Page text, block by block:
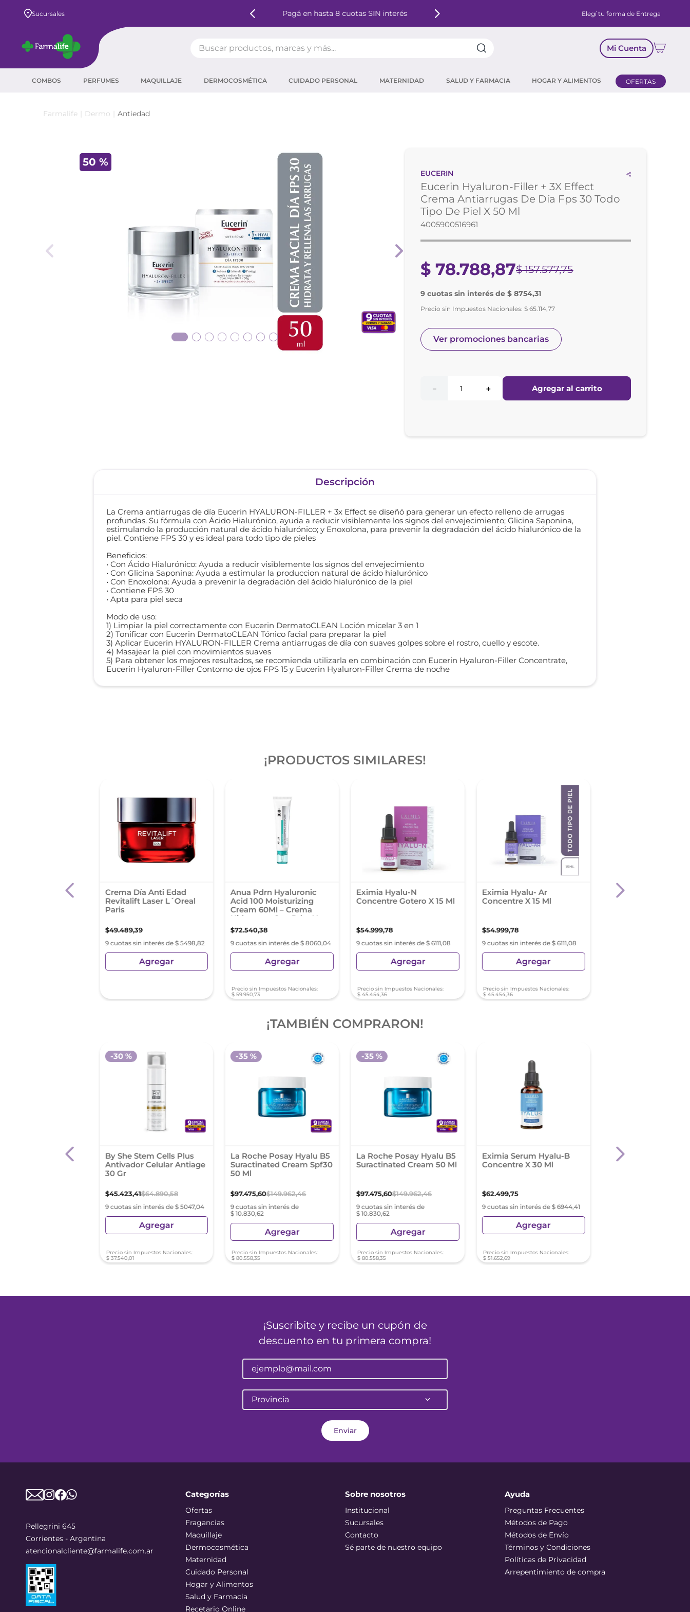
Sucursales Pagá en hasta 8 cuotas SIN interés Elegí tu forma de Entrega
Mi Cuenta
COMBOS PERFUMES MAQUILLAJE DERMOCOSMÉTICA CUIDADO PERSONAL MATERNIDAD SALUD Y FARMACIA HOGAR Y ALIMENTOS OFERTAS
Dermo Antiedad
50 %
EUCERIN
Eucerin Hyaluron-Filler + 3X Effect
Crema Antiarrugas De Día Fps 30 Todo
Tipo De Piel X 50 Ml
4005900516961
$ 78.788,87$ 157.577,75
9 cuotas sin interés de $ 8754,31
Precio sin Impuestos Nacionales:$ 65.114,77
Ver promociones bancarias
＋
－ Agregar al carrito
Descripción
La Crema antiarrugas de día Eucerin HYALURON-FILLER + 3x Effect se diseñó para generar un efecto relleno de arrugas
profundas. Su fórmula con Ácido Hialurónico, ayuda a reducir visiblemente los signos del envejecimiento; Glicina Saponina,
estimulando la producción natural de ácido hialurónico; y Enoxolona, para prevenir la degradación del ácido hialurónico de la
piel. Contiene FPS 30 y es ideal para todo tipo de pieles
Beneficios:
• Con Ácido Hialurónico: Ayuda a reducir visiblemente los signos del envejecimiento
• Con Glicina Saponina: Ayuda a estimular la produccion natural de ácido hialurónico
• Con Enoxolona: Ayuda a prevenir la degradación del ácido hialurónico de la piel
• Contiene FPS 30
• Apta para piel seca
Modo de uso:
1) Limpiar la piel correctamente con Eucerin DermatoCLEAN Loción micelar 3 en 1
2) Tonificar con Eucerin DermatoCLEAN Tónico facial para preparar la piel
3) Aplicar Eucerin HYALURON-FILLER Crema antiarrugas de día con suaves golpes sobre el rostro, cuello y escote.
4) Masajear la piel con movimientos suaves
5) Para obtener los mejores resultados, se recomienda utilizarla en combinación con Eucerin Hyaluron-Filler Concentrate,
Eucerin Hyaluron-Filler Contorno de ojos FPS 15 y Eucerin Hyaluron-Filler Crema de noche
¡PRODUCTOS SIMILARES!
A.G.E.
Crema Día Anti Edad
Revitalift Laser L´Oreal
Paris
$49.489,39
9 cuotas sin interés de $ 5498,82
Agregar
Anua Pdrn Hyaluronic
Acid 100 Moisturizing
Cream 60Ml – Crema
Hidratante Con Pdrn Y
Acido Hialuronico
$72.540,38
9 cuotas sin interés de $ 8060,04
Agregar
Precio sin Impuestos Nacionales:
$ 59.950,73
Eximia Hyalu-N
Concentre Gotero X 15 Ml
$54.999,78
9 cuotas sin interés de $ 6111,08
Agregar
Precio sin Impuestos Nacionales:
$ 45.454,36
Eximia Hyalu- Ar
Concentre X 15 Ml
$54.999,78
9 cuotas sin interés de $ 6111,08
Agregar
Precio sin Impuestos Nacionales:
$ 45.454,36
Eximia Hyalu-B
Concentre X 15 Ml
¡TAMBIÉN COMPRARON!
Fusion Serum
By She Stem Cells Plus
Antivador Celular Antiage
30 Gr
$45.423,41$64.890,58
9 cuotas sin interés de $ 5047,04
-30 %
Agregar
Precio sin Impuestos Nacionales:
$ 37.540,01
La Roche Posay Hyalu B5
Suractinated Cream Spf30
50 Ml
$97.475,60$149.962,46
9 cuotas sin interés de
$ 10.830,62
-35 %
Agregar
Precio sin Impuestos Nacionales:
$ 80.558,35
La Roche Posay Hyalu B5
Suractinated Cream 50 Ml
$97.475,60$149.962,46
9 cuotas sin interés de
$ 10.830,62
-35 %
Agregar
Precio sin Impuestos Nacionales:
$ 80.558,35
Eximia Serum Hyalu-B
Concentre X 30 Ml
$62.499,75
9 cuotas sin interés de $ 6944,41
Agregar
Precio sin Impuestos Nacionales:
$ 51.652,69
Eucerin
Antienrojecimiento
¡Suscribite y recibe un cupón de
descuento en tu primera compra!
Provincia
Enviar
Pellegrini 645
Corrientes - Argentina
atencionalcliente@farmalife.com.ar
Categorías
Ofertas
Fragancias
Maquillaje
Dermocosmética
Maternidad
Cuidado Personal
Hogar y Alimentos
Salud y Farmacia
Recetario Online
Sobre nosotros
Institucional
Sucursales
Contacto
Sé parte de nuestro equipo
Ayuda
Preguntas Frecuentes
Métodos de Pago
Métodos de Envío
Términos y Condiciones
Políticas de Privacidad
Arrepentimiento de compra
máscara pestañas
retinol
roche posay